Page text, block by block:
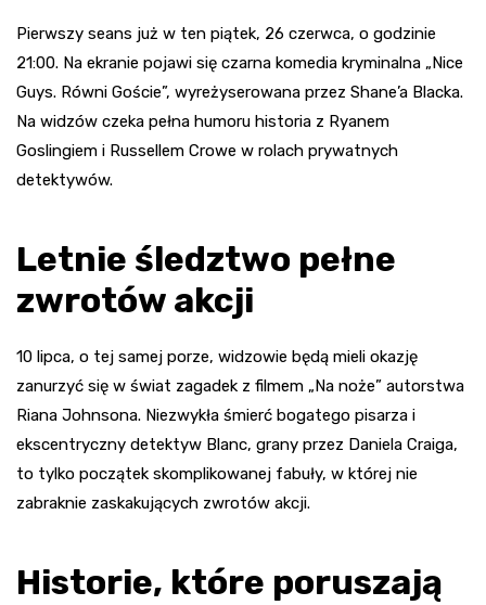
Pierwszy seans już w ten piątek, 26 czerwca, o godzinie
21:00. Na ekranie pojawi się czarna komedia kryminalna „Nice
Guys. Równi Goście”, wyreżyserowana przez Shane’a Blacka.
Na widzów czeka pełna humoru historia z Ryanem
Goslingiem i Russellem Crowe w rolach prywatnych
detektywów.
Letnie śledztwo pełne
zwrotów akcji
10 lipca, o tej samej porze, widzowie będą mieli okazję
zanurzyć się w świat zagadek z filmem „Na noże” autorstwa
Riana Johnsona. Niezwykła śmierć bogatego pisarza i
ekscentryczny detektyw Blanc, grany przez Daniela Craiga,
to tylko początek skomplikowanej fabuły, w której nie
zabraknie zaskakujących zwrotów akcji.
Historie, które poruszają